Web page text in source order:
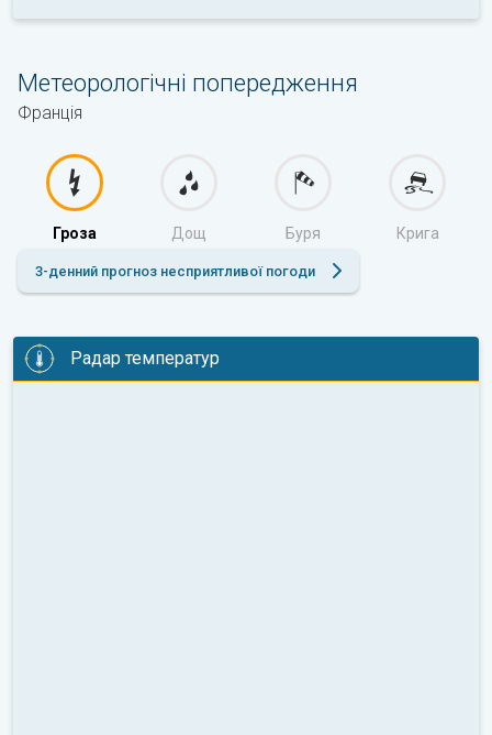
Метеорологічні попередження
Франція
Гроза Дощ Буря Крига
3-денний прогноз несприятливої погоди
Радар температур